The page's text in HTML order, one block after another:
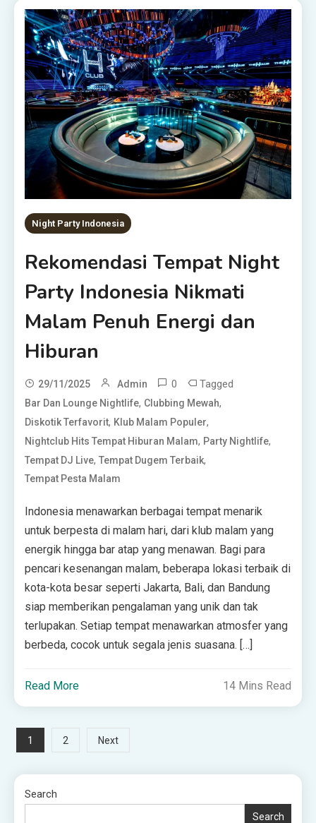
Night Party Indonesia
Rekomendasi Tempat Night
Party Indonesia Nikmati
Malam Penuh Energi dan
Hiburan
29/11/2025 Admin 0 Tagged
Bar Dan Lounge Nightlife, Clubbing Mewah,
Diskotik Terfavorit, Klub Malam Populer,
Nightclub Hits Tempat Hiburan Malam, Party Nightlife,
Tempat DJ Live,Tempat Dugem Terbaik,
Tempat Pesta Malam
Indonesia menawarkan berbagai tempat menarik
untuk berpesta di malam hari, dari klub malam yang
energik hingga bar atap yang menawan. Bagi para
pencari kesenangan malam, beberapa lokasi terbaik di
kota-kota besar seperti Jakarta, Bali, dan Bandung
siap memberikan pengalaman yang unik dan tak
terlupakan. Setiap tempat menawarkan atmosfer yang
berbeda, cocok untuk segala jenis suasana. […]
Read More 14 Mins Read
Posts
pagination
1 2 Next
Search
Search